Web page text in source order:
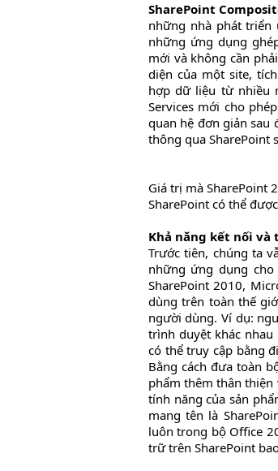
SharePoint
những nhà phát
những ứng dụng
mới và không cần
diện của một site,
hợp dữ liệu từ nhiều
Services mới cho
quan hệ đơn giản sau
thông qua SharePoint
Giá trị mà SharePoint
SharePoint có thể
Khả năng kết nối
Trước tiên, chúng ta
những ứng dụng
SharePoint 2010,
dùng trên toàn thế
người dùng. Ví dụ:
trình duyệt khác nhau
có thể truy cập bằng
Bằng cách đưa toàn
phẩm thêm thân
tính năng của sản
mang tên là
luôn trong bộ Office
trữ trên SharePoint